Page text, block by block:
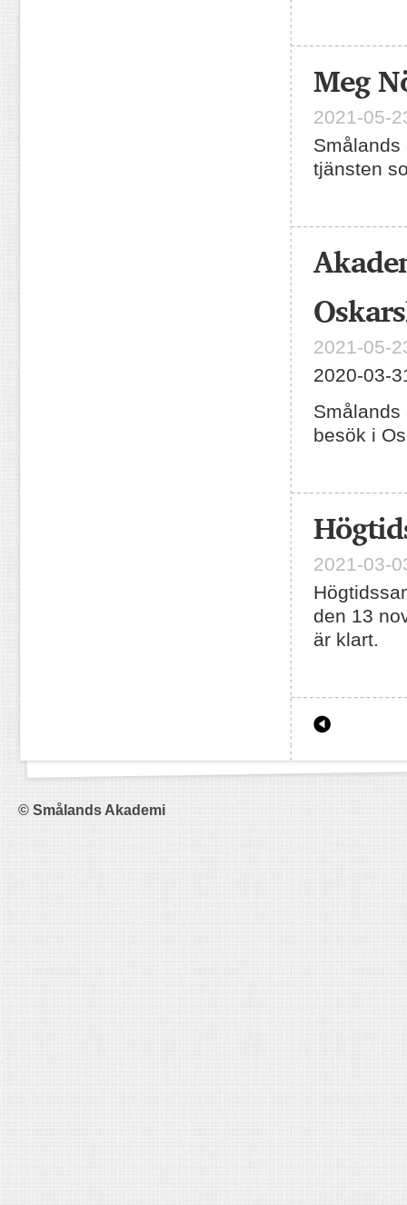
Meg
2021-05-
Smålands
tjänsten
2021-05-
2020-03-
besök i
2021-03-
den 13
är klart.
© Smålands Akademi